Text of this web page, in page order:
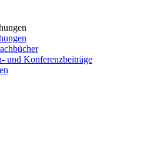
und Konferenzbeiträge